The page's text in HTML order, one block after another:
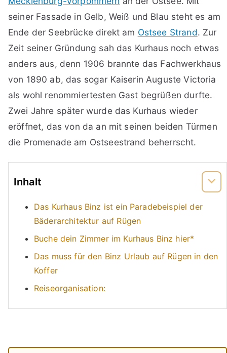
seiner Fassade in Gelb, Weiß und Blau steht es am
Ende der Seebrücke direkt am Ostsee Strand. Zur
Zeit seiner Gründung sah das Kurhaus noch etwas
anders aus, denn 1906 brannte das Fachwerkhaus
von 1890 ab, das sogar Kaiserin Auguste Victoria
als wohl renommiertesten Gast begrüßen durfte.
Zwei Jahre später wurde das Kurhaus wieder
eröffnet, das von da an mit seinen beiden Türmen
die Promenade am Ostseestrand beherrscht.
Inhalt
Das Kurhaus Binz ist ein Paradebeispiel der
Bäderarchitektur auf Rügen
Buche dein Zimmer im Kurhaus Binz hier*
Das muss für den Binz Urlaub auf Rügen in den
Koffer
Reiseorganisation: